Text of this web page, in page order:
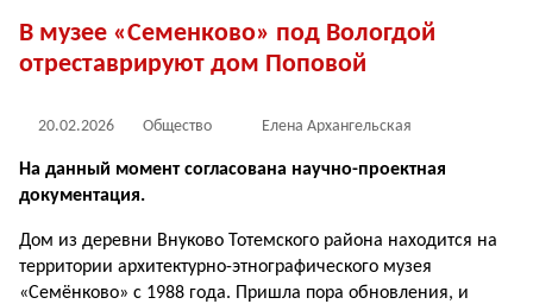
В музее «Семенково» под Вологдой
отреставрируют дом Поповой
20.02.2026 Общество Елена Архангельская
На данный момент согласована научно-проектная
документация.
Дом из деревни Внуково Тотемского района находится на
территории архитектурно-этнографического музея
«Семёнково» с 1988 года. Пришла пора обновления, и